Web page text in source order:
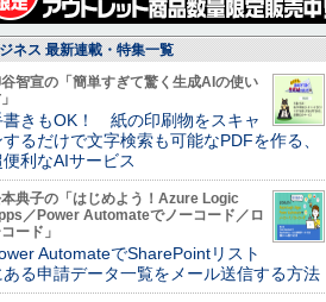
ネス 最新連載・特集一覧
智宣の「簡単すぎて驚く生成AIの使い
書きもOK！ 紙の印刷物をスキャ
するだけで文字検索も可能なPDFを作る、
便利なAIサービス
典子の「はじめよう！Azure Logic
／Power Automateでノーコード／ロ
ード」
AutomateでSharePointリスト
ある申請データ一覧をメール送信する方法